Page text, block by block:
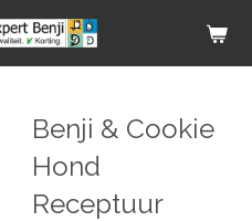
Benji & Cookie
Hond
Receptuur